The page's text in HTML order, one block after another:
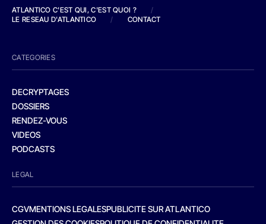
ATLANTICO C'EST QUI, C'EST QUOI ?
/
LE RESEAU D'ATLANTICO
/ CONTACT
CATEGORIES
DECRYPTAGES
DOSSIERS
RENDEZ-VOUS
VIDEOS
PODCASTS
LEGAL
CGVMENTIONS LEGALESPUBLICITE SUR ATLANTICO